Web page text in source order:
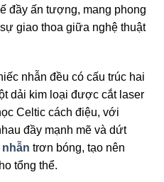
đầy ấn tượng, mang phong
giao thoa giữa nghệ thuật
nhẫn đều có cấu trúc hai
dải kim loại được cắt laser
Celtic cách điệu, với
đầy mạnh mẽ và dứt
trơn bóng, tạo nên
tổng thể.